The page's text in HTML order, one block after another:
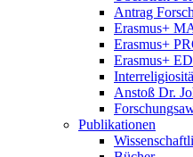
Antrag
Erasmus+
Erasmus+
Erasmus+
Anstoß Dr.
Publikationen